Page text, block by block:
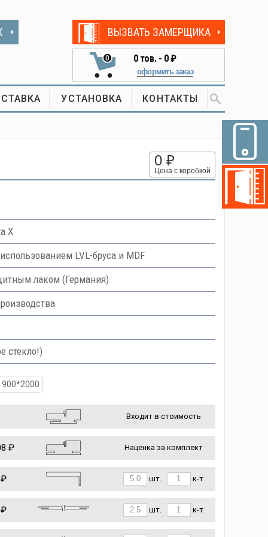
ВЫЗВАТЬ ЗАМЕРЩИКА
0 0тов. - 0 ₽
оформить заказ
УСТАНОВКА КОНТАКТЫ
0 ₽
Цена с коробкой
X
LVL-бруса и MDF
лаком (Германия)
стекло!)
900*2000
Входит в стоимость
₽ Наценка за комплект
шт. к-т
шт. к-т